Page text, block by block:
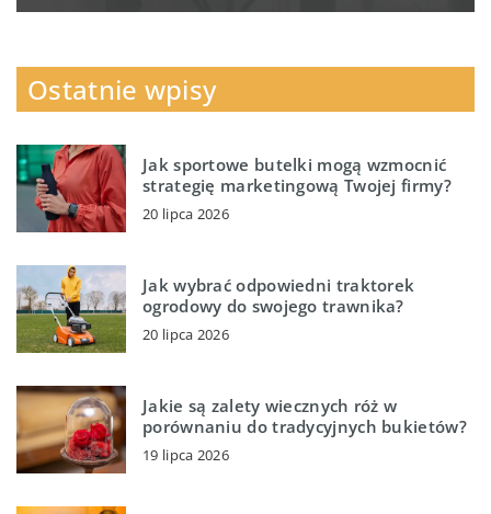
Ostatnie wpisy
Jak sportowe butelki mogą wzmocnić
strategię marketingową Twojej firmy?
20 lipca 2026
Jak wybrać odpowiedni traktorek
ogrodowy do swojego trawnika?
20 lipca 2026
Jakie są zalety wiecznych róż w
porównaniu do tradycyjnych bukietów?
19 lipca 2026